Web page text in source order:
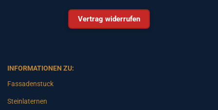
Vertrag widerrufen
INFORMATIONEN ZU:
Fassadenstuck
Steinlaternen